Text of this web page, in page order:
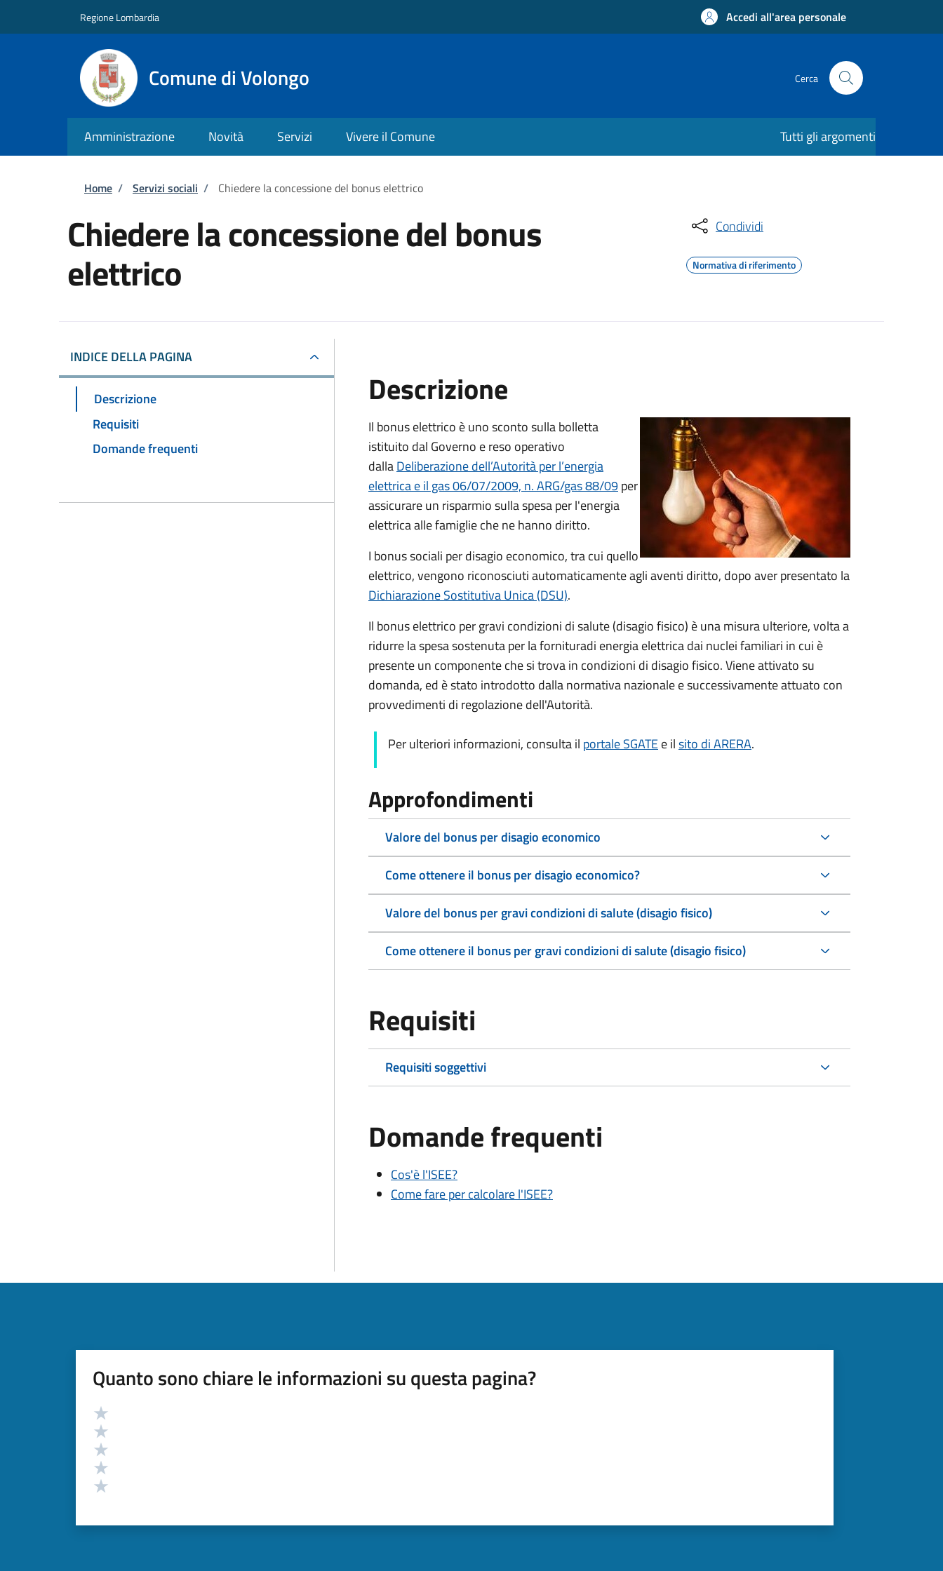
Regione Lombardia Accedi all'area personale
Comune di Volongo Cerca
Amministrazione Novità Servizi Vivere il Comune Tutti gli argomenti
Briciole di pane
Home / Servizi sociali / Chiedere la concessione del bonus elettrico
Chiedere la concessione del bonus
elettrico
Condividi
Normativa di riferimento
INDICE DELLA PAGINA
Descrizione
Requisiti
Domande frequenti
Descrizione
Il bonus elettrico è uno sconto sulla bolletta
istituito dal Governo e reso operativo
dallaDeliberazione dell’Autorità per l’energia
elettrica e il gas 06/07/2009, n. ARG/gas 88/09per
assicurare un risparmio sulla spesa per l'energia
elettrica alle famiglie che ne hanno diritto.
I bonus sociali per disagio economico, tra cui quello
elettrico, vengono riconosciuti automaticamente agli aventi diritto, dopo aver presentato la
Dichiarazione Sostitutiva Unica (DSU).
Il bonus elettrico per gravi condizioni di salute (disagio fisico) è unamisura ulteriore, volta a
ridurre la spesa sostenuta per la fornituradi energia elettrica dai nuclei familiari in cui è
presente un componente che si trova in condizioni di disagio fisico. Viene attivato su
domanda, ed èstato introdotto dalla normativa nazionale e successivamente attuato con
provvedimenti di regolazione dell'Autorità.
Per ulteriori informazioni, consulta il portale SGATEe ilsito di ARERA.
Approfondimenti
Valore del bonus per disagio economico
Come ottenere il bonus per disagio economico?
Valore del bonus per gravi condizioni di salute (disagio fisico)
Come ottenere il bonus per gravi condizioni di salute (disagio fisico)
Requisiti
Requisiti soggettivi
Domande frequenti
Cos'è l'ISEE?
Come fare per calcolare l'ISEE?
Quanto sono chiare le informazioni su questa pagina?
Valutazione